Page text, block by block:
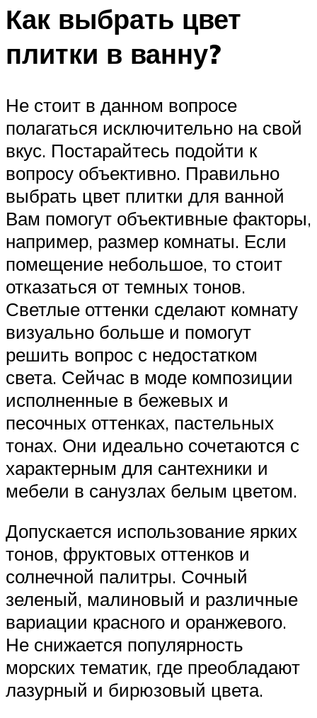
Как выбрать цвет
плитки в ванну?
Не стоит в данном вопросе
полагаться исключительно на свой
вкус. Постарайтесь подойти к
вопросу объективно. Правильно
выбрать цвет плитки для ванной
Вам помогут объективные факторы,
например, размер комнаты. Если
помещение небольшое, то стоит
отказаться от темных тонов.
Светлые оттенки сделают комнату
визуально больше и помогут
решить вопрос с недостатком
света. Сейчас в моде композиции
исполненные в бежевых и
песочных оттенках, пастельных
тонах. Они идеально сочетаются с
характерным для сантехники и
мебели в санузлах белым цветом.
Допускается использование ярких
тонов, фруктовых оттенков и
солнечной палитры. Сочный
зеленый, малиновый и различные
вариации красного и оранжевого.
Не снижается популярность
морских тематик, где преобладают
лазурный и бирюзовый цвета.